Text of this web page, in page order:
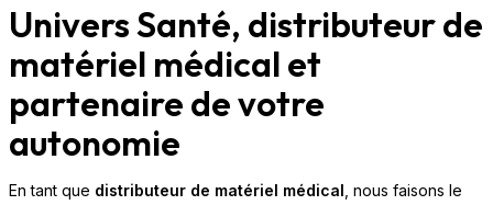
Univers Santé, distributeur de
matériel médical et
partenaire de votre
autonomie
En tant que distributeur de matériel médical , nous faisons le